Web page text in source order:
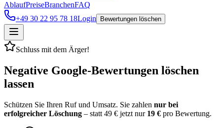
AblaufPreiseBranchenFAQ
+49 30 22 95 78 18Login Bewertungen löschen
Schluss mit dem Ärger!
Negative Google-Bewertungen löschen
lassen
Schützen Sie Ihren Ruf und Umsatz. Sie zahlen nur bei
erfolgreicher Löschung – statt 49 € jetzt nur 19 € pro Bewertung.